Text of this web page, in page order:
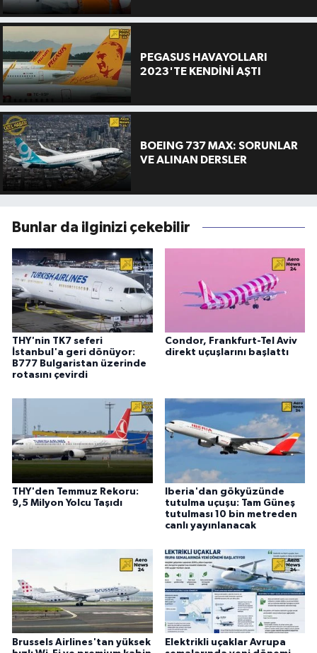
PEGASUS HAVAYOLLARI
2023'TE KENDİNİ AŞTI
BOEING 737 MAX: SORUNLAR
VE ALINAN DERSLER
Bunlar da ilginizi çekebilir
THY'nin TK7 seferi
İstanbul'a geri dönüyor:
B777 Bulgaristan üzerinde
rotasını çevirdi
Condor, Frankfurt-Tel Aviv
direkt uçuşlarını başlattı
THY'den Temmuz Rekoru:
9,5 Milyon Yolcu Taşıdı
Iberia'dan gökyüzünde
tutulma uçuşu: Tam Güneş
tutulması 10 bin metreden
canlı yayınlanacak
Brussels Airlines'tan yüksek
Elektrikli uçaklar Avrupa